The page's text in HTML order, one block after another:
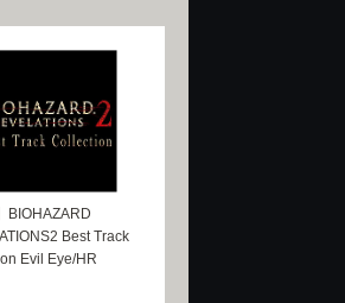
BIOHAZARD
Best Track
Evil Eye/HR